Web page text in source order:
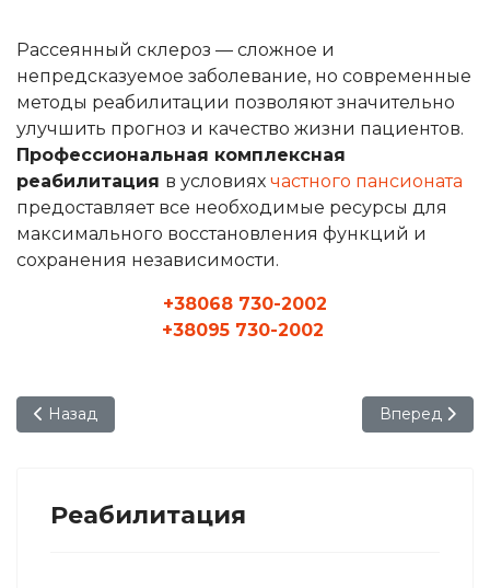
Рассеянный склероз — сложное и
непредсказуемое заболевание, но современные
методы реабилитации позволяют значительно
улучшить прогноз и качество жизни пациентов.
Профессиональная комплексная
реабилитация в условиях частного пансионата
предоставляет все необходимые ресурсы для
максимального восстановления функций и
сохранения независимости.
+38068 730-2002
+38095 730-2002
Предыдущий: Реабилитация пожилых людей при
Назад Следующий:
Вперед
Реабилитация